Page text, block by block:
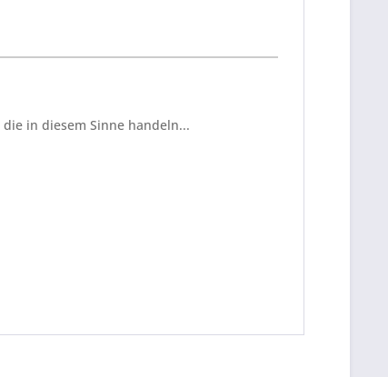
in diesem Sinne handeln...